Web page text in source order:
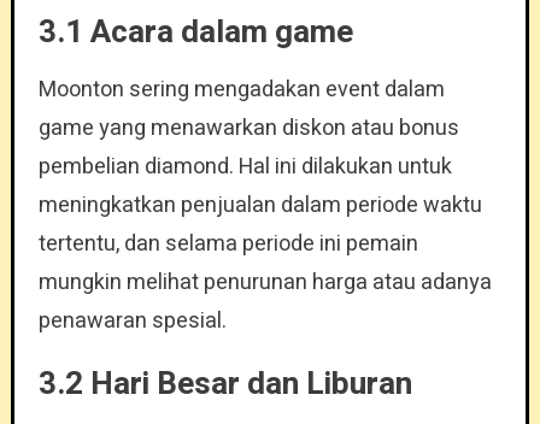
3.1 Acara dalam game
Moonton sering mengadakan event dalam
game yang menawarkan diskon atau bonus
pembelian diamond. Hal ini dilakukan untuk
meningkatkan penjualan dalam periode waktu
tertentu, dan selama periode ini pemain
mungkin melihat penurunan harga atau adanya
penawaran spesial.
3.2 Hari Besar dan Liburan